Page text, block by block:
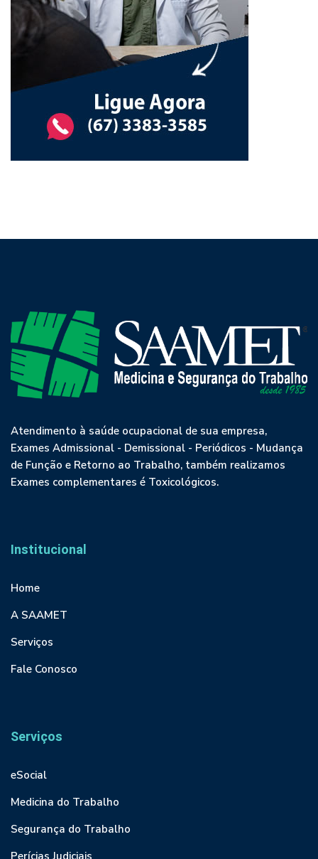
Atendimento à saúde ocupacional de sua empresa,
Exames Admissional - Demissional - Periódicos - Mudança
de Função e Retorno ao Trabalho, também realizamos
Exames complementares é Toxicológicos.
Institucional
Home
A SAAMET
Serviços
Fale Conosco
Serviços
eSocial
Medicina do Trabalho
Segurança do Trabalho
Perícias Judiciais